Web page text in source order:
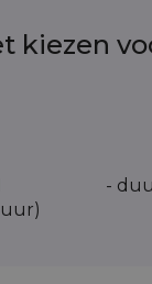
kiezen
-